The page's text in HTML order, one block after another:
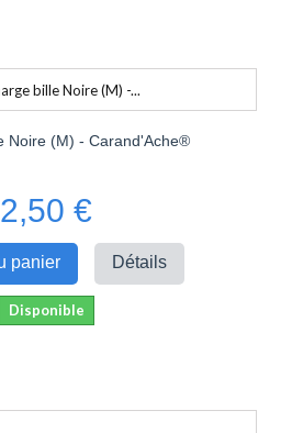
Noire (M) - Carand'Ache®
2,50 €
panier Détails
Disponible